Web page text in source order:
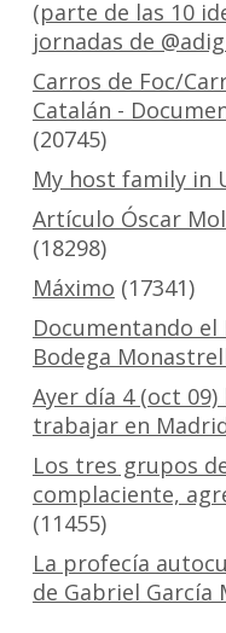
(parte de las 10
jornadas de
Carros de Foc/
Catalán -
(20745)
My host family in
Artículo Óscar
(18298)
Máximo (17341)
Documentando el
Bodega
Ayer día 4 (oct
trabajar en
Los tres grupos
complaciente,
(11455)
La profecía
de Gabriel García